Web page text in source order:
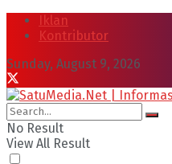
Iklan
Kontributor
Sunday, August 9, 2026
No Result
View All Result